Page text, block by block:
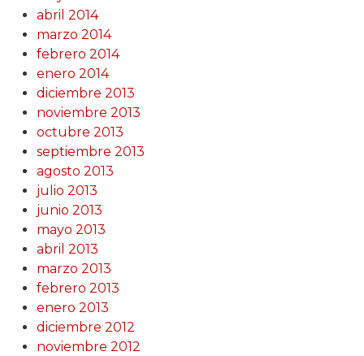
abril 2014
marzo 2014
febrero 2014
enero 2014
diciembre 2013
noviembre 2013
octubre 2013
septiembre 2013
agosto 2013
julio 2013
junio 2013
mayo 2013
abril 2013
marzo 2013
febrero 2013
enero 2013
diciembre 2012
noviembre 2012